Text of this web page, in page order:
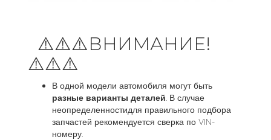
⚠️⚠️⚠️ВНИМАНИЕ!
⚠️⚠️⚠️
В одной модели автомобиля могут быть
разные варианты деталей. В случае
неопределенностидля правильного подбора
запчастей рекомендуется сверка по VIN-
номеру.